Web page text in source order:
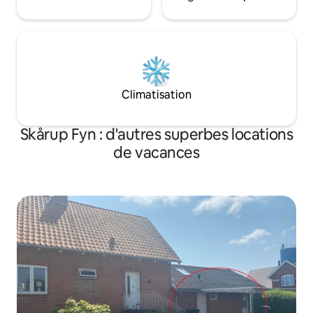
Climatisation
Skårup Fyn : d'autres superbes locations
de vacances